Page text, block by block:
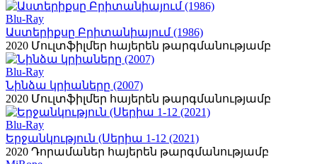
Blu-Ray
Աստերիքսը Բրիտանիայում (1986)
2020 Մուլտֆիլմեր հայերեն թարգմանությամբ
Blu-Ray
Նինձա կրիաները (2007)
2020 Մուլտֆիլմեր հայերեն թարգմանությամբ
Blu-Ray
Երջանկություն (Սերիա 1-12 (2021)
2020 Դորամաներ հայերեն թարգմանությամբ